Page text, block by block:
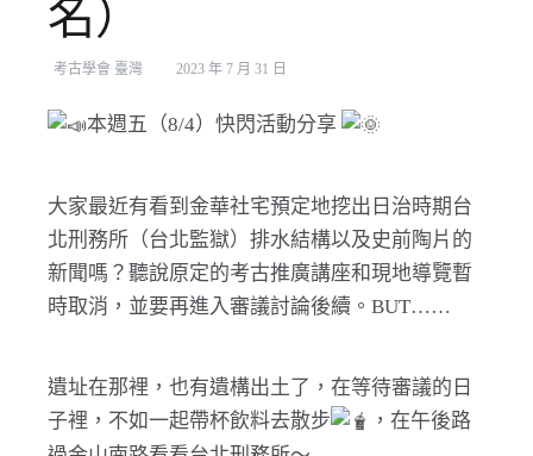
名）
考古學會 臺灣 2023 年 7 月 31 日
本週五（8/4）快閃活動分享
大家最近有看到金華社宅預定地挖出日治時期台
北刑務所（台北監獄）排水結構以及史前陶片的
新聞嗎？聽說原定的考古推廣講座和現地導覽暫
時取消，並要再進入審議討論後續。BUT……
遺址在那裡，也有遺構出土了，在等待審議的日
子裡，不如一起帶杯飲料去散步
，在午後路